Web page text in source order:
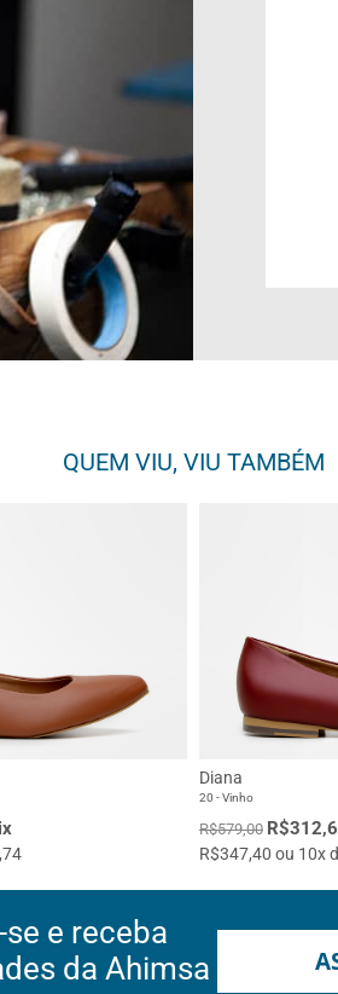
QUEM VIU, VIU TAMBÉM
Diana
20 - Vinho
R$579,00
R$347,40 ou 10x
e receba
da Ahimsa